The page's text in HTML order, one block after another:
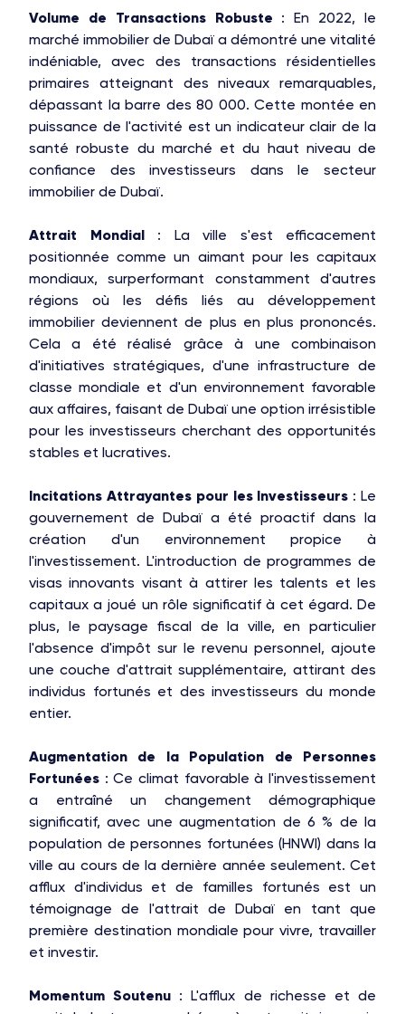
Volume de Transactions Robuste : En 2022, le
marché immobilier de Dubaï a démontré une vitalité
indéniable, avec des transactions résidentielles
primaires atteignant des niveaux remarquables,
dépassant la barre des 80 000. Cette montée en
puissance de l'activité est un indicateur clair de la
santé robuste du marché et du haut niveau de
confiance des investisseurs dans le secteur
immobilier de Dubaï.
Attrait Mondial: La ville s'est efficacement
positionnée comme un aimant pour les capitaux
mondiaux, surperformant constamment d'autres
régions où les défis liés au développement
immobilier deviennent de plus en plus prononcés.
Cela a été réalisé grâce à une combinaison
d'initiatives stratégiques, d'une infrastructure de
classe mondiale et d'un environnement favorable
aux affaires, faisant de Dubaï une option irrésistible
pour les investisseurs cherchant des opportunités
stables et lucratives.
Incitations Attrayantes pour les Investisseurs : Le
gouvernement de Dubaï a été proactif dans la
création d'un environnement propice à
l'investissement. L'introduction de programmes de
visas innovants visant à attirer les talents et les
capitaux a joué un rôle significatif à cet égard. De
plus, le paysage fiscal de la ville, en particulier
l'absence d'impôt sur le revenu personnel, ajoute
une couche d'attrait supplémentaire, attirant des
individus fortunés et des investisseurs du monde
entier.
Augmentation de la Population de Personnes
Fortunées : Ce climat favorable à l'investissement
a entraîné un changement démographique
significatif, avec une augmentation de 6 % de la
population de personnes fortunées (HNWI) dans la
ville au cours de la dernière année seulement. Cet
afflux d'individus et de familles fortunés est un
témoignage de l'attrait de Dubaï en tant que
première destination mondiale pour vivre, travailler
et investir.
Momentum Soutenu : L'afflux de richesse et de